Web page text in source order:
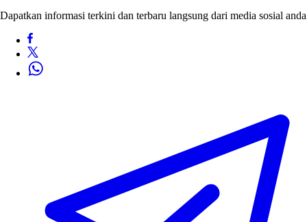
Dapatkan informasi terkini dan terbaru langsung dari media sosial anda